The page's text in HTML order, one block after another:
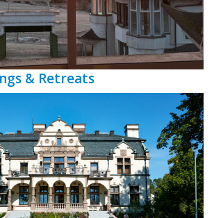
& Retreats